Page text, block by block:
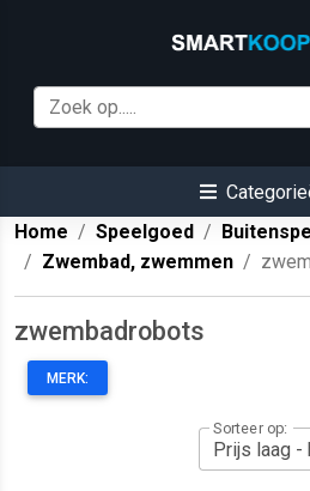
Home
Speelgoed
Zwembad, zwemmen
zwembadrobots
MERK:
Sorteer op: